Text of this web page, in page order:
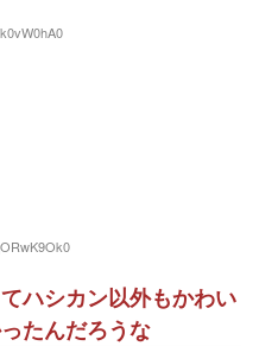
ハシカン以外もかわい
たんだろうな